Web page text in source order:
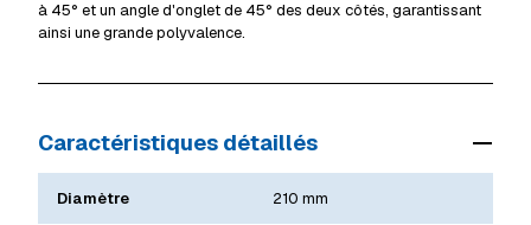
à 45° et un angle d'onglet de 45° des deux côtés, garantissant
ainsi une grande polyvalence.
Caractéristiques détaillés
Diamètre 210 mm